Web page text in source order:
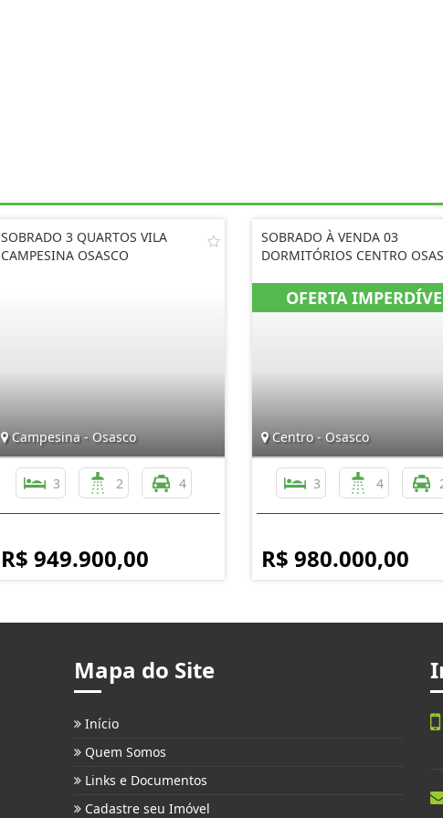
SOBRADO 3 QUARTOS VILA
CAMPESINA OSASCO
Campesina - Osasco
3 2 4
R$ 949.900,00
SOBRADO À VENDA 03
DORMITÓRIOS CENTRO
Centro - Osasco
3 4
R$ 980.000,00
Mapa do Site
Início
Quem Somos
Links e Documentos
Cadastre seu Imóvel